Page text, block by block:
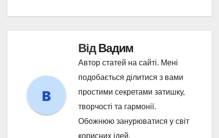
ВідВадим
Автор статей на сайті. Мені
подобається ділитися з вами
простими секретами затишку,
творчості та гармонії.
Обожнюю занурюватися у світ
корисних ідей.